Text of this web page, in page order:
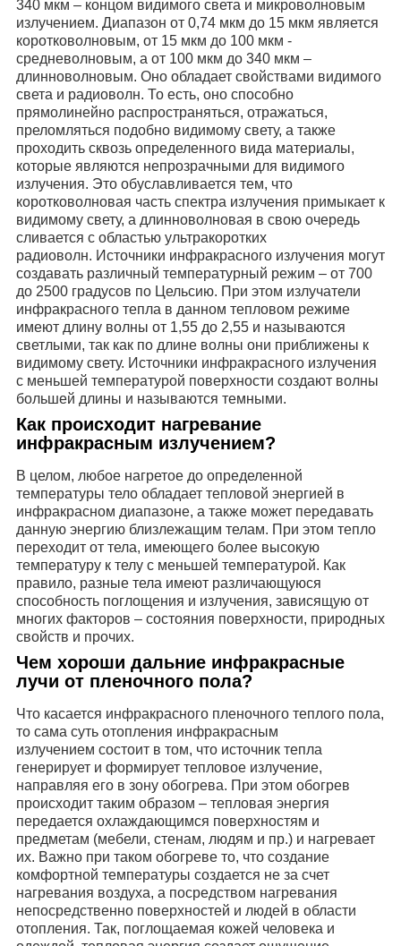
340 мкм – концом видимого света и микроволновым
излучением. Диапазон от 0,74 мкм до 15 мкм является
коротковолновым, от 15 мкм до 100 мкм -
средневолновым, а от 100 мкм до 340 мкм –
длинноволновым. Оно обладает свойствами видимого
света и радиоволн. То есть, оно способно
прямолинейно распространяться, отражаться,
преломляться подобно видимому свету, а также
проходить сквозь определенного вида материалы,
которые являются непрозрачными для видимого
излучения. Это обуславливается тем, что
коротковолновая часть спектра излучения примыкает к
видимому свету, а длинноволновая в свою очередь
сливается с областью ультракоротких
радиоволн. Источники инфракрасного излучения могут
создавать различный температурный режим – от 700
до 2500 градусов по Цельсию. При этом излучатели
инфракрасного тепла в данном тепловом режиме
имеют длину волны от 1,55 до 2,55 и называются
светлыми, так как по длине волны они приближены к
видимому свету. Источники инфракрасного излучения
с меньшей температурой поверхности создают волны
большей длины и называются темными.
Как происходит нагревание
инфракрасным излучением?
В целом, любое нагретое до определенной
температуры тело обладает тепловой энергией в
инфракрасном диапазоне, а также может передавать
данную энергию близлежащим телам. При этом тепло
переходит от тела, имеющего более высокую
температуру к телу с меньшей температурой. Как
правило, разные тела имеют различающуюся
способность поглощения и излучения, зависящую от
многих факторов – состояния поверхности, природных
свойств и прочих.
Чем хороши дальние инфракрасные
лучи от пленочного пола?
Что касается инфракрасного пленочного теплого пола,
то сама суть отопления инфракрасным
излучением состоит в том, что источник тепла
генерирует и формирует тепловое излучение,
направляя его в зону обогрева. При этом обогрев
происходит таким образом – тепловая энергия
передается охлаждающимся поверхностям и
предметам (мебели, стенам, людям и пр.) и нагревает
их. Важно при таком обогреве то, что создание
комфортной температуры создается не за счет
нагревания воздуха, а посредством нагревания
непосредственно поверхностей и людей в области
отопления. Так, поглощаемая кожей человека и